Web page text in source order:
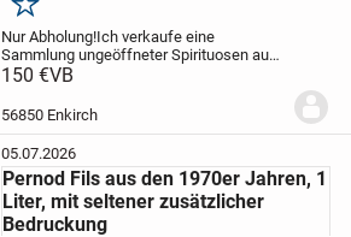
Merken
Nur Abholung!Ich verkaufe eine
Sammlung ungeöffneter Spirituosen aus
einem Nachlass.
Großvaters und wurden über viele Jahre in
einer...
150 €VB
56850 Enkirch
05.07.2026
Pernod Fils aus den 1970er Jahren, 1
Liter, mit seltener zusätzlicher
Bedruckung